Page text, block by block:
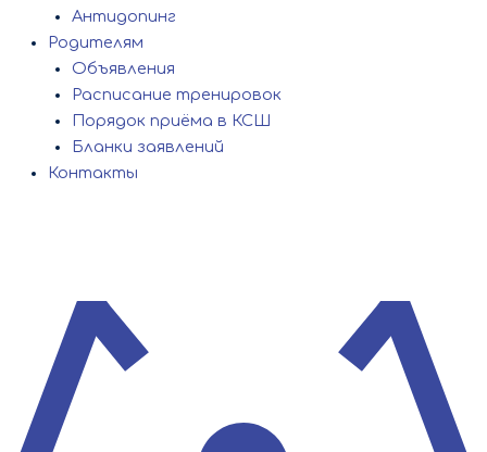
Антидопинг
Родителям
Объявления
Расписание тренировок
Порядок приёма в КСШ
Бланки заявлений
Контакты